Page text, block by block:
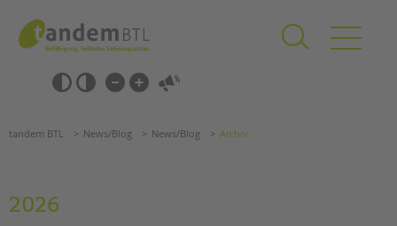
springen
Barrierefrei-
Einstellungen
überspringen
überspringen
tandem BTL News/Blog News/Blog Archiv
2026